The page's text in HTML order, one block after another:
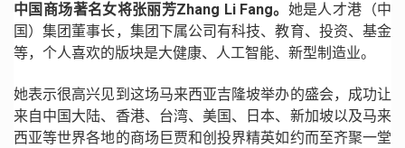
中国商场著名女将张丽芳Zhang Li Fang。 她是人才港（中
国）集团董事长，集团下属公司有科技、教育、投资、基金
等，个人喜欢的版块是大健康、人工智能、新型制造业。
她表示很高兴见到这场马来西亚吉隆坡举办的盛会，成功让
来自中国大陆、香港、台湾、美国、日本、新加坡以及马来
西亚等世界各地的商场巨贾和创投界精英如约而至齐聚一堂